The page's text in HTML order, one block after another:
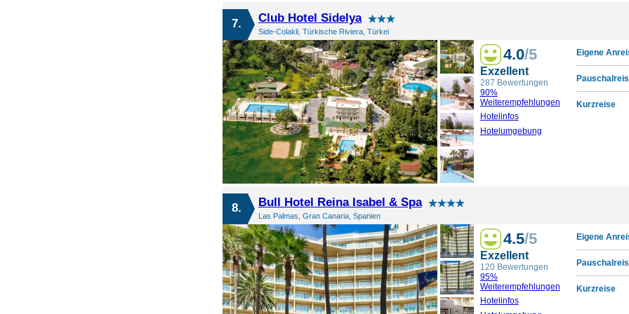
7. Club Hotel Sidelya
Side-Colakli, Türkische Riviera, Türkei
4.0/5
Exzellent
287 Bewertungen
90%
Weiterempfehlungen
Hotelinfos
Hotelumgebung
Eigene
Kurzreise
8. Bull Hotel Reina Isabel & Spa
Las Palmas, Gran Canaria, Spanien
4.5/5
Exzellent
120 Bewertungen
95%
Weiterempfehlungen
Hotelinfos
Eigene
Kurzreise